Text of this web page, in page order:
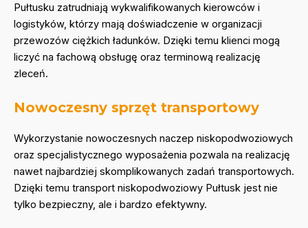
Pułtusku zatrudniają wykwalifikowanych kierowców i
logistyków, którzy mają doświadczenie w organizacji
przewozów ciężkich ładunków. Dzięki temu klienci mogą
liczyć na fachową obsługę oraz terminową realizację
zleceń.
Nowoczesny sprzęt transportowy
Wykorzystanie nowoczesnych naczep niskopodwoziowych
oraz specjalistycznego wyposażenia pozwala na realizację
nawet najbardziej skomplikowanych zadań transportowych.
Dzięki temu transport niskopodwoziowy Pułtusk jest nie
tylko bezpieczny, ale i bardzo efektywny.